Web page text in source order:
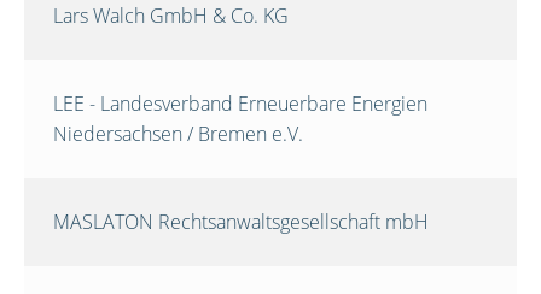
Lars Walch GmbH & Co. KG
LEE - Landesverband Erneuerbare Energien
Niedersachsen / Bremen e.V.
MASLATON Rechtsanwaltsgesellschaft mbH